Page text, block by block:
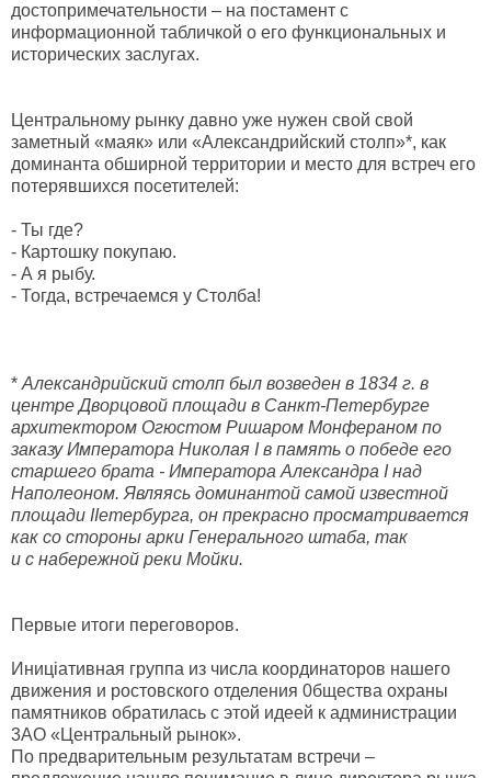
достопримечательности – на постамент с
информационной табличкой о его функциональных и
исторических заслугах.
Центральному рынку давно уже нужен свой свой
заметный «маяк» или «Александрийский столп»*, как
доминанта обширной территории и место для встреч его
потерявшихся посетителей:
- Ты где?
- Картошку покупаю.
- А я рыбу.
- Тогда, встречаемся у Столба!
*Александрийский столп был возведен в 1834 г. в
центре Дворцовой площади в Санкт-Петербурге
архитектором Огюстом Ришаром Монфераном по
заказу Императора Николая I в память о победе его
старшего брата - Императора Александра I над
Наполеоном. Являясь доминантой самой известной
площади IIетербурга, он прекрасно просматривается
как со стороны арки Генерального штаба, так
и с набережной реки Мойки.
Первые итоги переговоров.
Иницiативная группа из числа координаторов нашего
движения и ростовского отделения 0бщества охраны
памятников обратилась с этой идеей к администрации
3АО «Центральный рынок».
По предварительным результатам встречи –